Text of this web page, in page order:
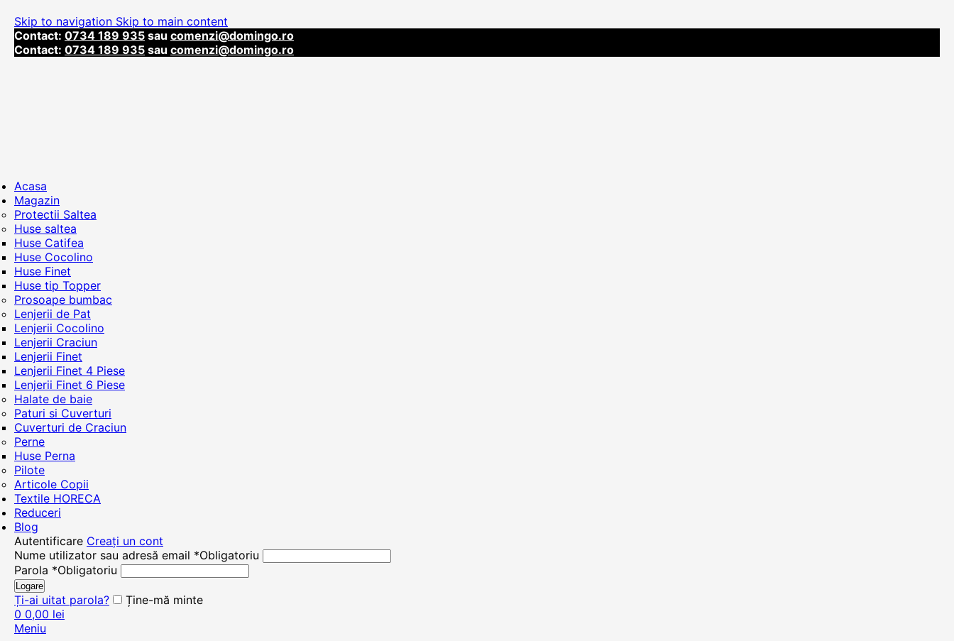
Skip to navigation Skip to main content
Contact: 0734 189 935 sau comenzi@domingo.ro
Contact: 0734 189 935 sau comenzi@domingo.ro
Acasa
Magazin
Protectii Saltea
Huse saltea
Huse Catifea
Huse Cocolino
Huse Finet
Huse tip Topper
Prosoape bumbac
Lenjerii de Pat
Lenjerii Cocolino
Lenjerii Craciun
Lenjerii Finet
Lenjerii Finet 4 Piese
Lenjerii Finet 6 Piese
Halate de baie
Paturi si Cuverturi
Cuverturi de Craciun
Perne
Huse Perna
Pilote
Articole Copii
Textile HORECA
Reduceri
Blog
Autentificare Creați un cont
Nume utilizator sau adresă email *Obligatoriu
Parola *Obligatoriu
Logare
Ți-ai uitat parola?
Ține-mă minte
0 0,00 lei
Meniu